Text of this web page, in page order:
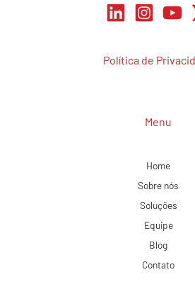
Política de
Menu
Home
Sobre nós
Soluções
Equipe
Blog
Contato